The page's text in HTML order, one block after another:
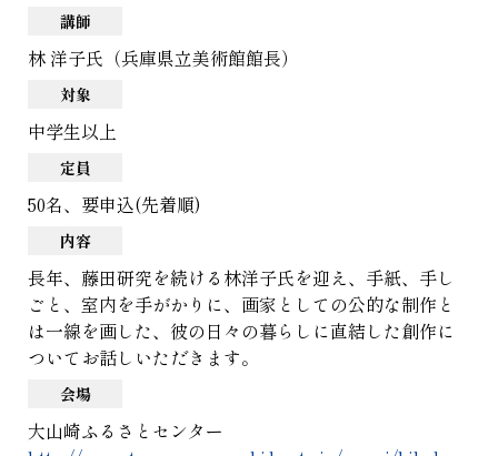
講師
林 洋子氏（兵庫県立美術館館長）
対象
中学生以上
定員
50名、要申込(先着順)
内容
長年、藤田研究を続ける林洋子氏を迎え、手紙、手し
ごと、室内を手がかりに、画家としての公的な制作と
は一線を画した、彼の日々の暮らしに直結した創作に
ついてお話しいただきます。
会場
大山崎ふるさとセンター